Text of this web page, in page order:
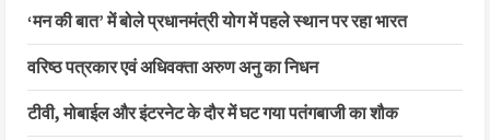
‘मन की बात’ में बोले प्रधानमंत्री योग में पहले स्थान पर रहा भारत
वरिष्ठ पत्रकार एवं अधिवक्ता अरुण अनु का निधन
टीवी, मोबाईल और इंटरनेट के दौर में घट गया पतंगबाजी का शौक